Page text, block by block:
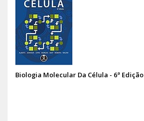
Biologia Molecular Da Célula - 6ª Edição